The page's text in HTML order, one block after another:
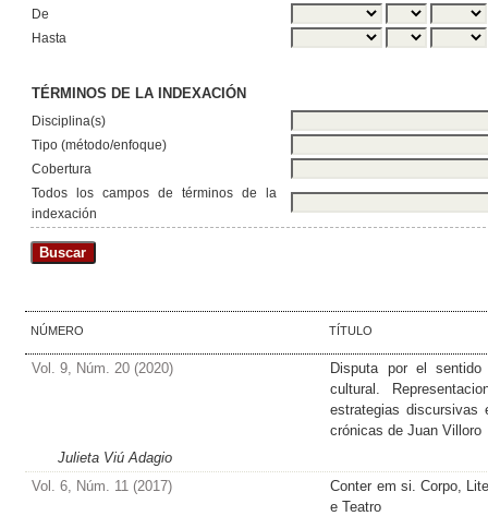
De
Hasta
TÉRMINOS DE LA INDEXACIÓN
Disciplina(s)
Tipo (método/enfoque)
Cobertura
Todos los campos de términos de la
indexación
NÚMERO TÍTULO
Vol. 9, Núm. 20 (2020)
Disputa por el
cultural.
estrategias discursivas
crónicas de Juan Villoro
Julieta Viú Adagio
Vol. 6, Núm. 11 (2017)
Conter em si. Corpo,
e Teatro